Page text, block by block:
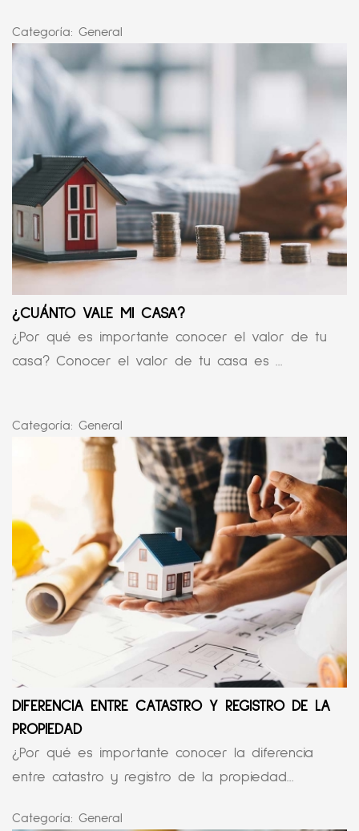
Categoría: General
¿CUÁNTO VALE MI CASA?
¿Por qué es importante conocer el valor de tu
casa? Conocer el valor de tu casa es ...
Categoría: General
DIFERENCIA ENTRE CATASTRO Y REGISTRO DE LA
PROPIEDAD
¿Por qué es importante conocer la diferencia
entre catastro y registro de la propiedad...
Categoría: General